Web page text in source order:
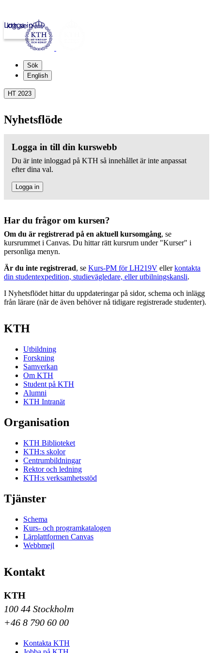
kth.se
Logga in
Sök
English
HT 2023
Nyhetsflöde
Logga in till din kurswebb
Du är inte inloggad på KTH så innehållet är inte anpassat
efter dina val.
Logga in
Har du frågor om kursen?
Om du är registrerad på en aktuell kursomgång, se
kursrummet i Canvas. Du hittar rätt kursrum under "Kurser" i
personliga menyn.
Är du inte registrerad, se Kurs-PM för LH219V ellerkontakta
din studentexpedition, studievägledare, eller utbilningskansli.
I Nyhetsflödet hittar du uppdateringar på sidor, schema och inlägg
från lärare (när de även behöver nå tidigare registrerade studenter).
KTH
Utbildning
Forskning
Samverkan
Om KTH
Student på KTH
Alumni
KTH Intranät
Organisation
KTH Biblioteket
KTH:s skolor
Centrumbildningar
Rektor och ledning
KTH:s verksamhetsstöd
Tjänster
Schema
Kurs- och programkatalogen
Lärplattformen Canvas
Webbmejl
Kontakt
KTH
100 44 Stockholm
+46 8 790 60 00
Kontakta KTH